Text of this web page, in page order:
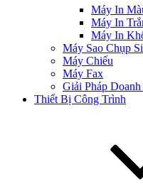
Máy In
Máy In
Máy In
Máy Sao Chụp
Máy Chiếu
Máy Fax
Giải Pháp
Thiết Bị Công Trình